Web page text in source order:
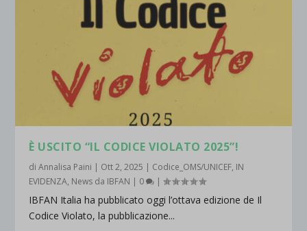
È USCITO “IL CODICE VIOLATO 2025”!
diAnnalisa Paini | Ott 2, 2025 | Codice_OMS/UNICEF, IN
EVIDENZA, News da IBFAN | 0 |
IBFAN Italia ha pubblicato oggi l’ottava edizione de Il
Codice Violato, la pubblicazione...